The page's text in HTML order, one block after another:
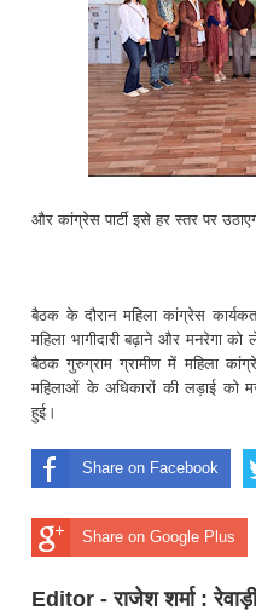
और कांग्रेस पार्टी इसे हर स्तर पर
बैठक के दौरान महिला कांग्रेस
महिला भागीदारी बढ़ाने और मनरेगा
बैठक गुरुग्राम ग्रामीण में महिला
महिलाओं के अधिकारों की लड़ाई को
हुई।
Share on Facebook
Share on Google Plus
Editor - राजेश शर्मा : रेवाड़ी